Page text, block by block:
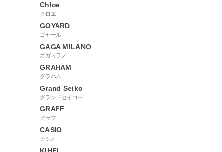
Chloe
クロエ
GOYARD
ゴヤール
GAGA MILANO
ガガミラノ
GRAHAM
グラハム
Grand Seiko
グランドセイコー
GRAFF
グラフ
CASIO
カシオ
KIHEI